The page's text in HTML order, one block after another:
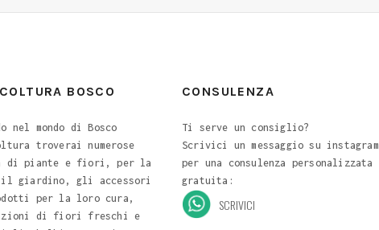
BOSCO
nel mondo di Bosco
troverai numerose
di piante e fiori, per la
il giardino, gli accessori
per la loro cura,
di fiori freschi e
CONSULENZA
Ti serve un consiglio?
Scrivici un messaggio su instagram
per una consulenza personalizzata
gratuita:
SCRIVICI